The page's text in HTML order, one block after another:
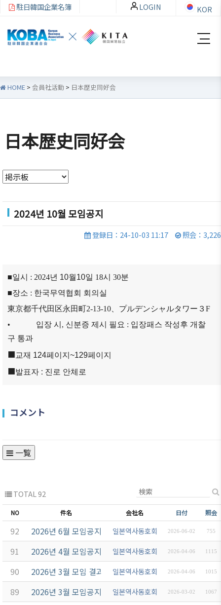
連
介
ご挨拶
設立目
定款
組織図
アクセ
ス
易協会
部
シビリ
社加
入・
会員加
入
会員権
利·義務
会員社
検索/リ
スト
会員社
総覧
談
FAQ
社
分科委
クラブ
会員社
動靜
会員社
からの
お知ら
ベント
商情報
韓企連
ニュー
スレタ
駐日韓国企業名簿 KOR
LOGIN
HOME > 会員社活動 > 日本歴史同好会
日本歴史同好会
2024년 10월 모임공지
登録日：24-10-03 11:17 照会：3,226
■일시 : 2024년 10월10일 18시 30분
■장소 : 한국무역협회 회의실
東京都千代田区永田町2-13-10 、プルデンシャルタワー３ F
•
입장 시 , 신분증 제시 필요 : 입장패스 작성후 개찰
구 통과
■교재 124페이지~129페이지
■발표자 : 진로 안체로
コメント
一覧
TOTAL 92
NO 件名 会社名 日付 照会
92 2026년 6월 모임공지 일본역사동호회 2026-06-02 755
91 2026년 4월 모임공지 일본역사동호회 2026-04-06 1115
90 2026년 3월 모임 결과보고일본역사동호회 2026-04-06 1015
89 2026년 3월 모임공지 일본역사동호회 2026-03-02 1067